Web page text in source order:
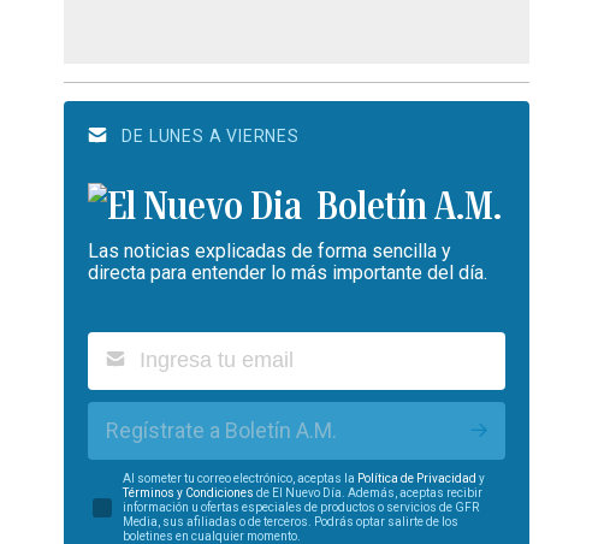
DE LUNES A VIERNES
Boletín A.M.
Las noticias explicadas de forma sencilla y
directa para entender lo más importante del día.
Regístrate a Boletín A.M.
Al someter tu correo electrónico, aceptas la Política de Privacidad y
Términos y Condiciones de El Nuevo Día. Además, aceptas recibir
información u ofertas especiales de productos o servicios de GFR
Media, sus afiliadas o de terceros. Podrás optar salirte de los
boletines en cualquier momento.